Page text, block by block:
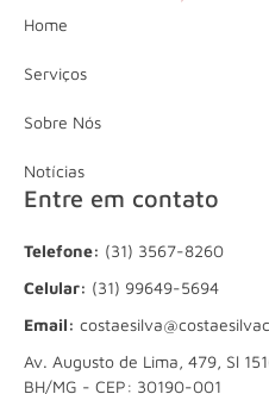
Home
Serviços
Sobre Nós
Notícias
Entre em contato
Telefone: (31) 3567-8260
Celular: (31) 99649-5694
Email:
Av. Augusto de Lima, 479, Sl
BH/MG - CEP: 30190-001